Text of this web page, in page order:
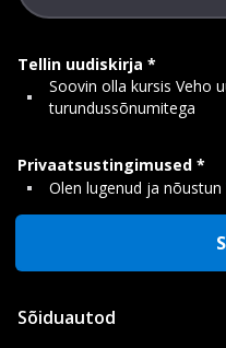
Tellin uudiskirja
Soovin olla kursis Veho
turundussõnumitega
Privaatsustingimused
Olen lugenud ja nõustun
Sõiduautod